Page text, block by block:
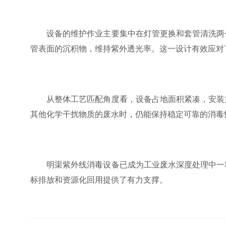
设备的维护作业主要集中在灯管更换和套管清洗两
管表面的沉积物，维持紫外透光率。这一设计有效应
从整体工艺匹配角度看，设备占地面积紧凑，安装
其他化学干扰物质的废水时，仍能保持稳定可靠的消毒
明渠紫外线消毒设备已成为工业废水深度处理中一
标排放和资源化回用提供了有力支撑。